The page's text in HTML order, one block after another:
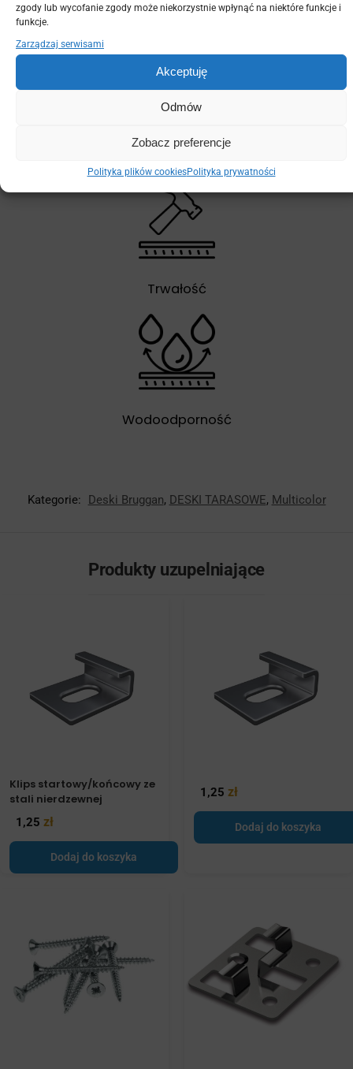
zgody lub wycofanie zgody może niekorzystnie wpłynąć na niektóre funkcje i
funkcje.
Zarządzaj serwisami
Akceptuję
Odmów
Zobacz preferencje
Polityka plików cookiesPolityka prywatności
Trwałość
Wodoodporność
Kategorie: Deski Bruggan, DESKI TARASOWE, Multicolor
Produkty uzupelniające
Klips startowy/końcowy ze
stali nierdzewnej
1,25 zł
Dodaj do koszyka
1,25 zł
Dodaj do koszyka